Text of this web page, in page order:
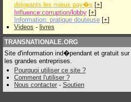
dirigeants les mieux pay�s [+]
Influence:corruption/lobby [+]
Information: pratique douteuse [+]
Videos - livres
TRANSNATIONALE.ORG
Site d'information ind�pendant et gratuit sur
les grandes entreprises.
Pourquoi utiliser ce site ?
Comment l'utiliser ?
Nous contacter - Soutien